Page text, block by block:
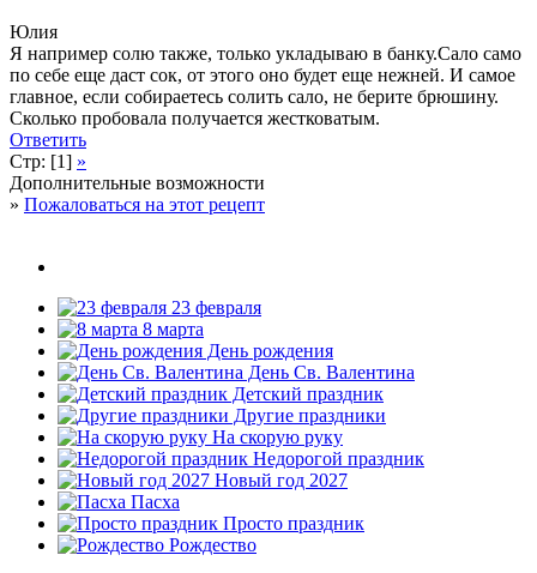
Юлия
Я например солю также, только укладываю в банку.Сало само
по себе еще даст сок, от этого оно будет еще нежней. И самое
главное, если собираетесь солить сало, не берите брюшину.
Сколько пробовала получается жестковатым.
Ответить
Стр: [1] »
Дополнительные возможности
» Пожаловаться на этот рецепт
23 февраля
8 марта
День рождения
День Св. Валентина
Детский праздник
Другие праздники
На скорую руку
Недорогой праздник
Новый год 2027
Пасха
Просто праздник
Рождество